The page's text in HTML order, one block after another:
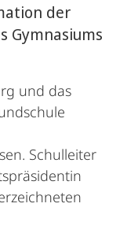
der
Gymnasiums
und das
Schulleiter